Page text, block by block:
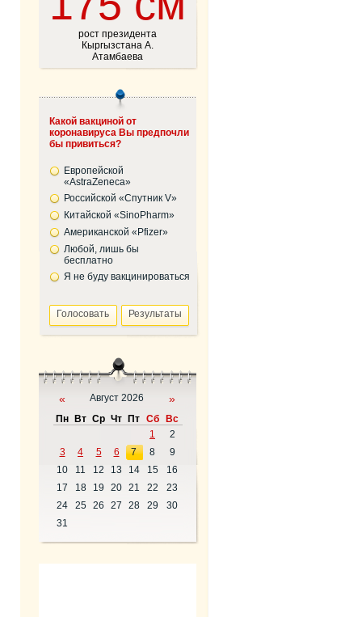
рост президента
Кыргызстана А.
Атамбаева
Какой вакциной от
коронавируса Вы предпочли
бы привиться?
Европейской
«AstraZeneca»
Российской «Спутник V»
Китайской «SinoPharm»
Американской «Pfizer»
Любой, лишь бы
бесплатно
Я не буду вакцинироваться
« Август 2026 »
Пн Вт Ср Чт Пт Сб
Вс
1
2
3
4 5 6 7 8
9
10
11 12 13 14 15
16
17
18 19 20 21 22
23
24
25 26 27 28 29
30
31